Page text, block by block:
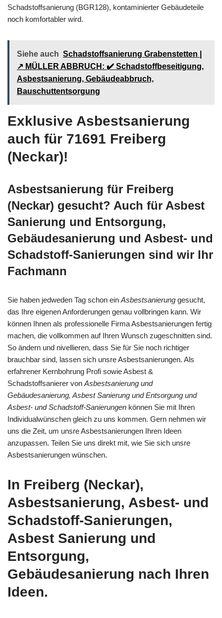
Schadstoffsanierung (BGR128), kontaminierter Gebäudeteile
noch komfortabler wird.
Siehe auch Schadstoffsanierung Grabenstetten |
↗️ MÜLLER ABBRUCH: ✔️ Schadstoffbeseitigung,
Asbestsanierung, Gebäudeabbruch,
Bauschuttentsorgung
Exklusive Asbestsanierung
auch für 71691 Freiberg
(Neckar)!
Asbestsanierung für Freiberg
(Neckar) gesucht? Auch für Asbest
Sanierung und Entsorgung,
Gebäudesanierung und Asbest- und
Schadstoff-Sanierungen sind wir Ihr
Fachmann
Sie haben jedweden Tag schon ein Asbestsanierung gesucht,
das Ihre eigenen Anforderungen genau vollbringen kann. Wir
können Ihnen als professionelle Firma Asbestsanierungen fertig
machen, die vollkommen auf Ihren Wunsch zugeschnitten sind.
So ändern und nivellieren, dass Sie für Sie noch richtiger
brauchbar sind, lassen sich unsre Asbestsanierungen. Als
erfahrener Kernbohrung Profi sowie Asbest &
Schadstoffsanierer von Asbestsanierung und
Gebäudesanierung, Asbest Sanierung und Entsorgung und
Asbest- und Schadstoff-Sanierungen können Sie mit Ihren
Individualwünschen gleich zu uns kommen. Gern nehmen wir
uns die Zeit, um unsre Asbestsanierungen Ihren Ideen
anzupassen. Teilen Sie uns direkt mit, wie Sie sich unsre
Asbestsanierungen wünschen.
In Freiberg (Neckar),
Asbestsanierung, Asbest- und
Schadstoff-Sanierungen,
Asbest Sanierung und
Entsorgung,
Gebäudesanierung nach Ihren
Ideen.